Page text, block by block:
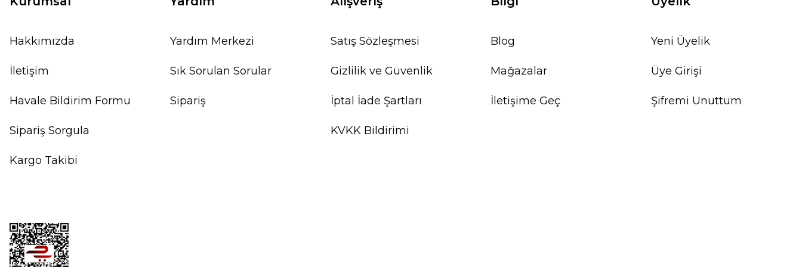
Hakkımızda
İletişim
Havale Bildirim Formu
Sipariş Sorgula
Kargo Takibi
Yardım Merkezi
Sık Sorulan Sorular
Sipariş
Satış Sözleşmesi
Gizlilik ve Güvenlik
İptal İade Şartları
KVKK Bildirimi
Blog
Mağazalar
İletişime Geç
Yeni Üyelik
Üye Girişi
Şifremi Unuttum